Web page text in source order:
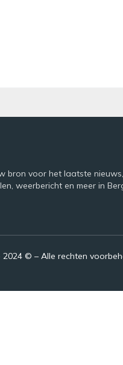
bron voor het laatste nieuws,
weerbericht en meer in
© – Alle rechten